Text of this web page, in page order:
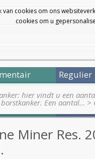
van cookies om ons
cookies om u
Regulier
hier vindt u een
Een aantal… >
Miner Res.